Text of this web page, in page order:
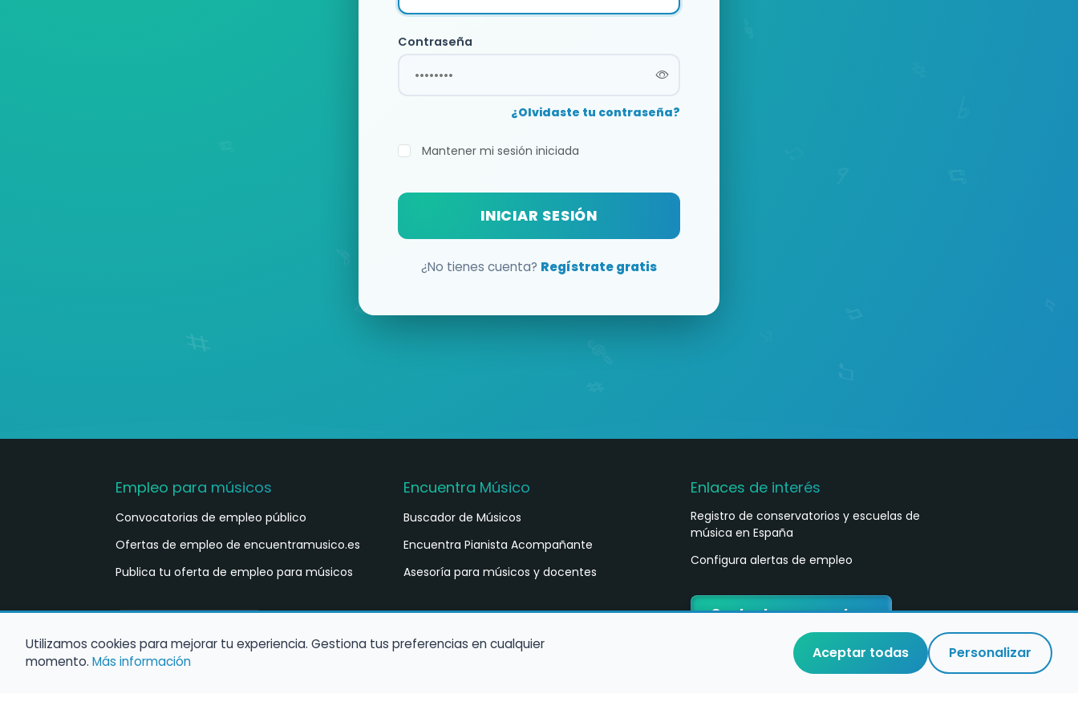
Contraseña
¿Olvidaste tu contraseña?
Mantener mi sesión iniciada
INICIAR SESIÓN
¿No tienes cuenta? Regístrate gratis
Empleo para músicos
Convocatorias de empleo público
Ofertas de empleo de encuentramusico.es
Publica tu oferta de empleo para músicos
Encuentra Músico
Buscador de Músicos
Encuentra Pianista Acompañante
Asesoría para músicos y docentes
Enlaces de interés
Registro de conservatorios y escuelas de
música en España
Configura alertas de empleo
Contacta con nosotros
Utilizamos cookies para mejorar tu experiencia. Gestiona tus preferencias en cualquier
momento. Más información Aceptar todas Personalizar